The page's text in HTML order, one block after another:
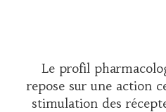
Le profil
repose sur une action
stimulation des